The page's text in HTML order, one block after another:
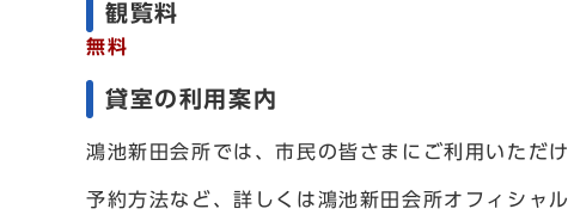
観覧料
無料
貸室の利用案内
鴻池新田会所では、市民の皆さまにご利用いただ
予約方法など、詳しくは鴻池新田会所オフィシャ